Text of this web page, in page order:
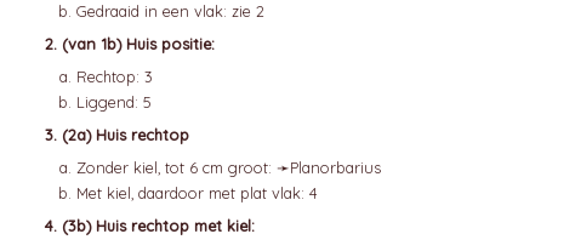
Gedraaid in een vlak: zie 2
(van 1b) Huis positie:
Rechtop: 3
Liggend: 5
(2a) Huis rechtop
Zonder kiel, tot 6 cm groot: ➛Planorbarius
Met kiel, daardoor met plat vlak: 4
(3b) Huis rechtop met kiel: